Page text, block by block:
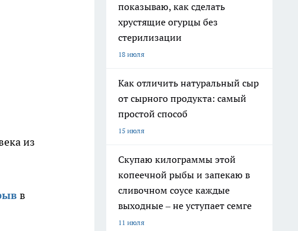
из
в
показываю, как сделать
хрустящие огурцы без
стерилизации
18 июля
Как отличить натуральный сыр
от сырного продукта: самый
простой способ
15 июля
Скупаю килограммы этой
копеечной рыбы и запекаю в
сливочном соусе каждые
выходные – не уступает семге
11 июля